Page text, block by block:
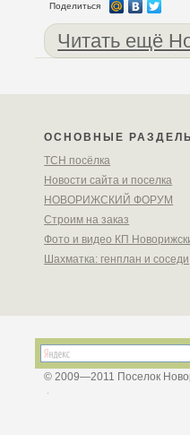
Поделиться
Читать ещё
ОСНОВНЫЕ
ТСН посёлка
Новости сайта и поселка
НОВОРИЖСКИЙ ФОРУМ
Строим на заказ
Фото и видео КП
Шахматка: генплан и соседи
© 2009—2011 Поселок